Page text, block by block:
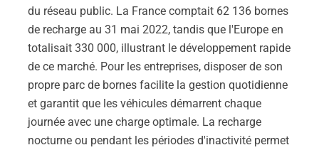
du réseau public. La France comptait 62 136 bornes
de recharge au 31 mai 2022, tandis que l'Europe en
totalisait 330 000, illustrant le développement rapide
de ce marché. Pour les entreprises, disposer de son
propre parc de bornes facilite la gestion quotidienne
et garantit que les véhicules démarrent chaque
journée avec une charge optimale. La recharge
nocturne ou pendant les périodes d'inactivité permet